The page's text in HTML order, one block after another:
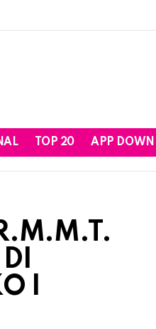
TOP 20 APP
I